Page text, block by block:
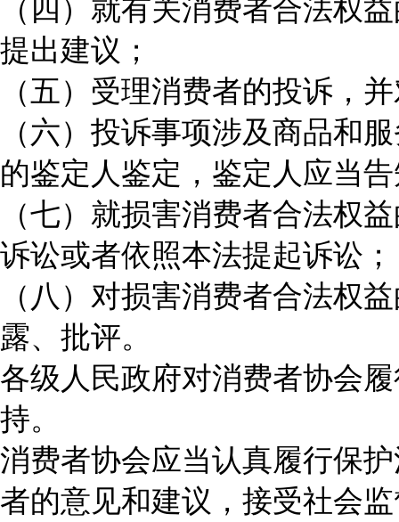
（四）就有关消费者合法权
提出建议；
（五）受理消费者的投诉，
（六）投诉事项涉及商品和
的鉴定人鉴定，鉴定人应当
（七）就损害消费者合法权
诉讼或者依照本法提起诉讼；
（八）对损害消费者合法权
露、批评。
各级人民政府对消费者协会
持。
消费者协会应当认真履行保
者的意见和建议，接受社会